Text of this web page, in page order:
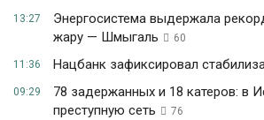
13:27
Энергосистема выдержала
жару — Шмыгаль
60
11:36 Нацбанк зафиксировал
09:29
78 задержанных и 18 катеров: в
преступную сеть
76